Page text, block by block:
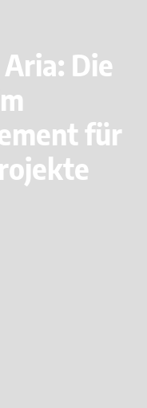
Die
für